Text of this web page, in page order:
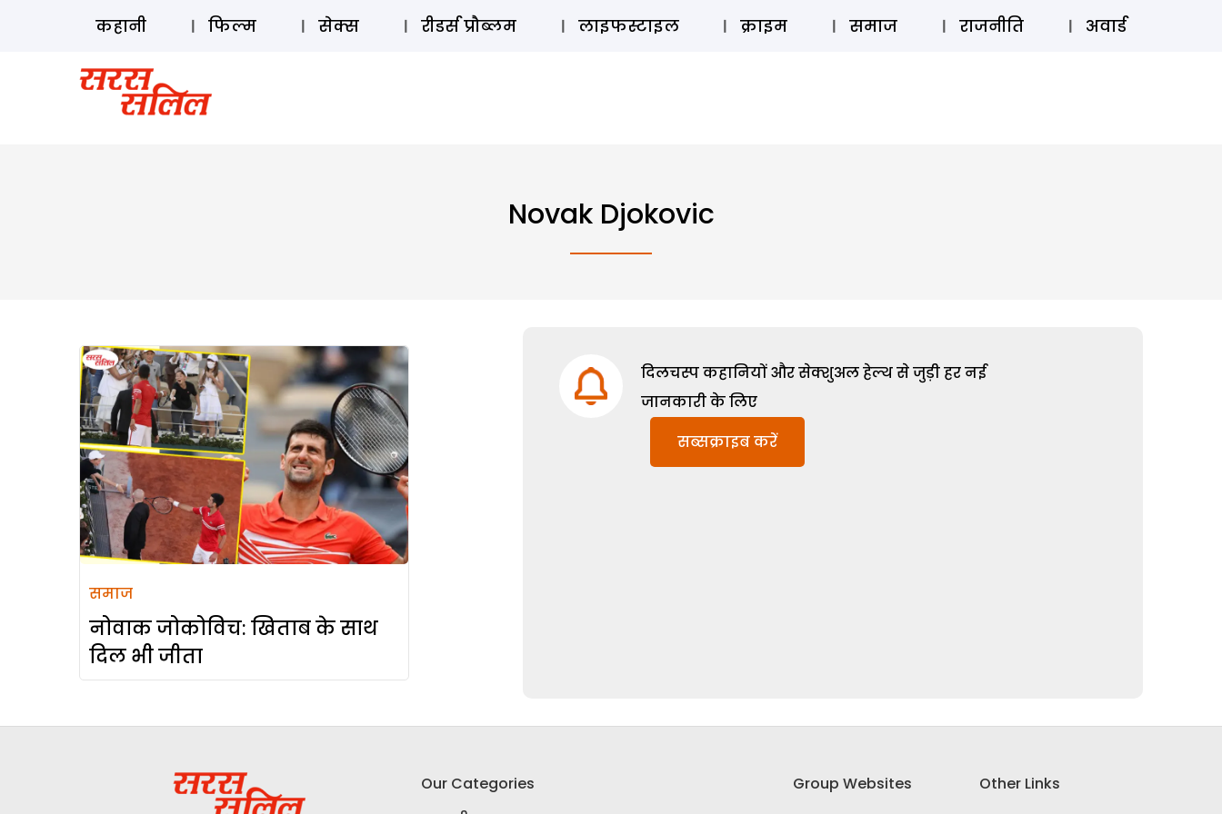
ऑडियो स्टोरी लॉग इन ⚲ SUBSCRIBE
कहानी फिल्म सेक्स रीडर्स प्रौब्लम लाइफस्टाइल क्राइम समाज राजनीति अवार्ड
Novak Djokovic
समाज
नोवाक जोकोविच: खिताब के साथ
दिल भी जीता
दिलचस्प कहानियों और सेक्शुअल हेल्थ से जुड़ी हर नई
जानकारी के लिए
सब्सक्राइब करें
Our Categories
Group Websites
Other Links